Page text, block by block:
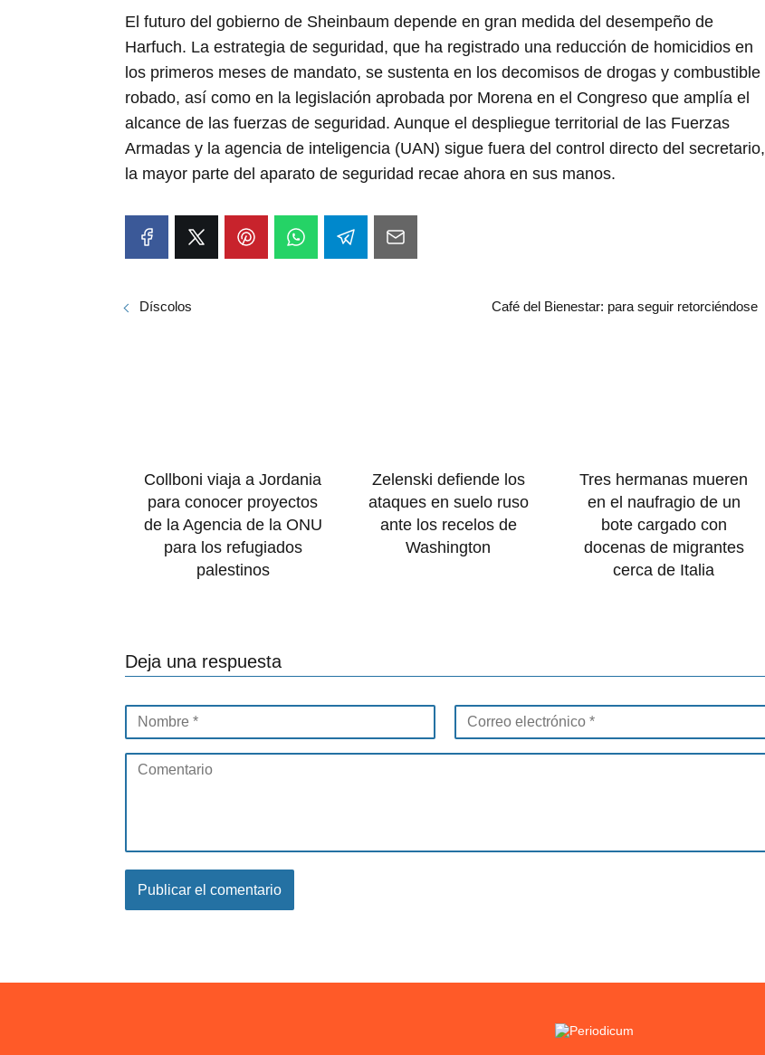
El futuro del gobierno de Sheinbaum depende en gran medida del desempeño de
Harfuch. La estrategia de seguridad, que ha registrado una reducción de homicidios en
los primeros meses de mandato, se sustenta en los decomisos de drogas y combustible
robado, así como en la legislación aprobada por Morena en el Congreso que amplía el
alcance de las fuerzas de seguridad. Aunque el despliegue territorial de las Fuerzas
Armadas y la agencia de inteligencia (UAN) sigue fuera del control directo del secretario,
la mayor parte del aparato de seguridad recae ahora en sus manos.
Díscolos Café del Bienestar: para seguir retorciéndose
Collboni viaja a Jordania
para conocer proyectos
de la Agencia de la ONU
para los refugiados
palestinos
Zelenski defiende los
ataques en suelo ruso
ante los recelos de
Washington
Tres hermanas mueren
en el naufragio de un
bote cargado con
docenas de migrantes
cerca de Italia
Deja una respuesta